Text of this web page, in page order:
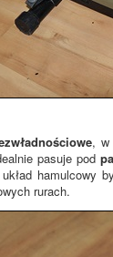
, w
pasuje pod
hamulcowy
rurach.